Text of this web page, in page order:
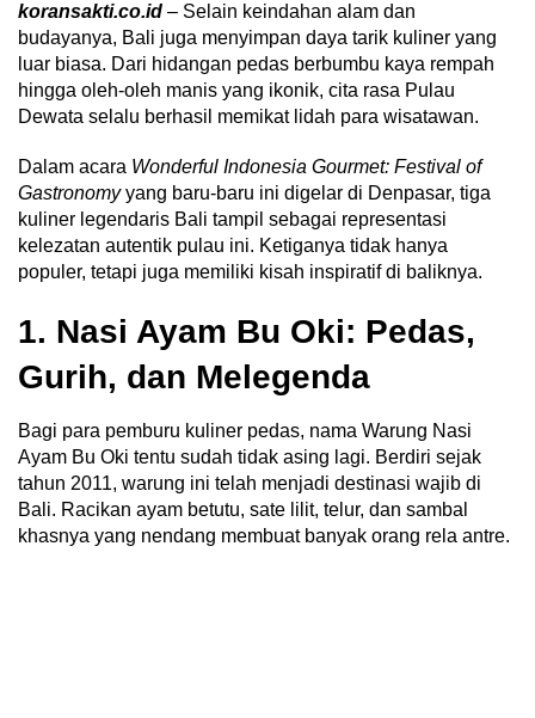
koransakti.co.id – Selain keindahan alam dan
budayanya, Bali juga menyimpan daya tarik kuliner yang
luar biasa. Dari hidangan pedas berbumbu kaya rempah
hingga oleh-oleh manis yang ikonik, cita rasa Pulau
Dewata selalu berhasil memikat lidah para wisatawan.
Dalam acara Wonderful Indonesia Gourmet: Festival of
Gastronomyyang baru-baru ini digelar di Denpasar, tiga
kuliner legendaris Bali tampil sebagai representasi
kelezatan autentik pulau ini. Ketiganya tidak hanya
populer, tetapi juga memiliki kisah inspiratif di baliknya.
1. Nasi Ayam Bu Oki: Pedas,
Gurih, dan Melegenda
Bagi para pemburu kuliner pedas, nama Warung Nasi
Ayam Bu Oki tentu sudah tidak asing lagi. Berdiri sejak
tahun 2011, warung ini telah menjadi destinasi wajib di
Bali. Racikan ayam betutu, sate lilit, telur, dan sambal
khasnya yang nendang membuat banyak orang rela antre.